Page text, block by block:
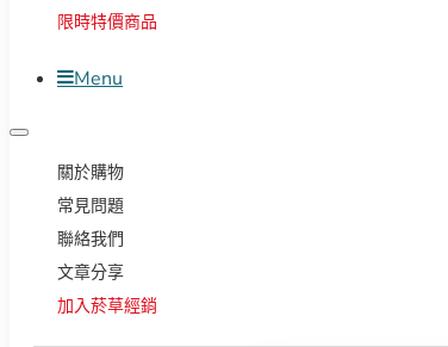
限時特價商品
Menu
關於購物
常見問題
聯絡我們
文章分享
加入菸草經銷